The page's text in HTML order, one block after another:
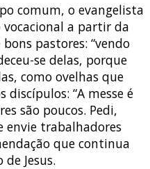
comum, o evangelista
a partir da
pastores: “vendo
se delas, porque
como ovelhas que
discípulos: “A messe é
são poucos. Pedi,
envie trabalhadores
que continua
Jesus.